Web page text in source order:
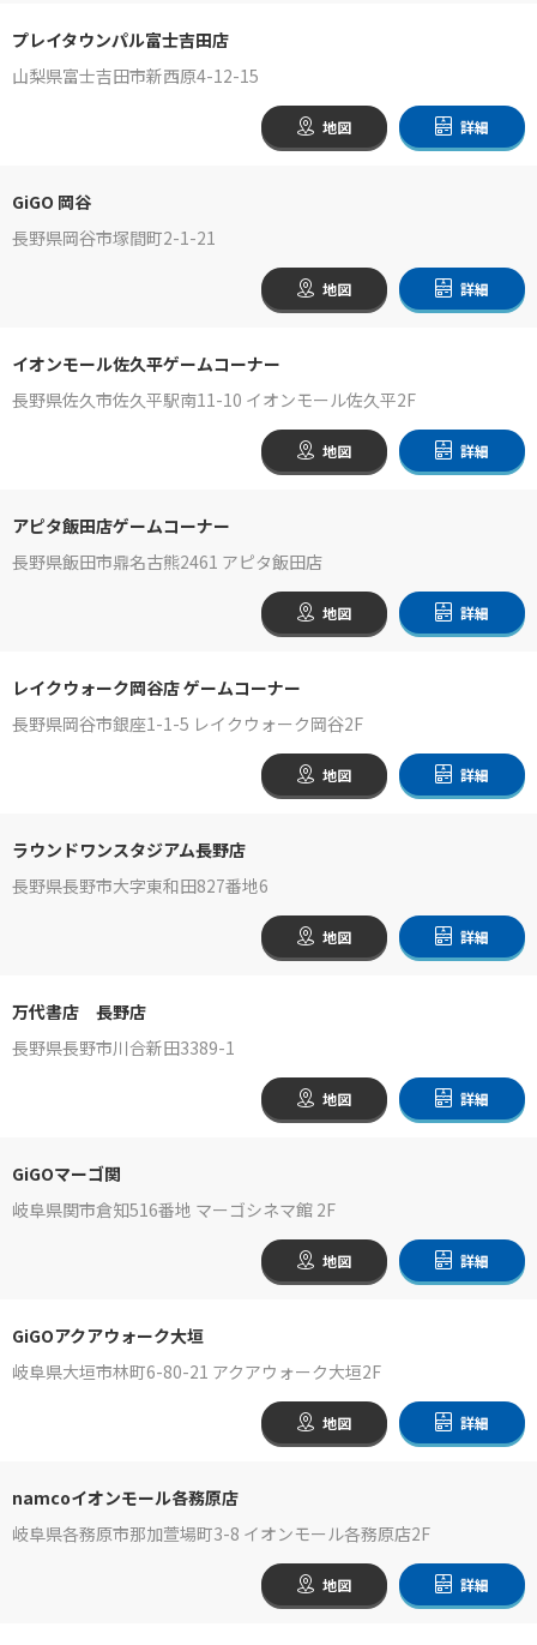
プレイタウンパル富士吉田店
山梨県富士吉田市新西原4-12-15
地図 詳細
GiGO 岡谷
長野県岡谷市塚間町2-1-21
地図 詳細
イオンモール佐久平ゲームコーナー
長野県佐久市佐久平駅南11-10 イオンモール佐久平2F
地図 詳細
アピタ飯田店ゲームコーナー
長野県飯田市鼎名古熊2461 アピタ飯田店
地図 詳細
レイクウォーク岡谷店 ゲームコーナー
長野県岡谷市銀座1-1-5 レイクウォーク岡谷2F
地図 詳細
ラウンドワンスタジアム長野店
長野県長野市大字東和田827番地6
地図 詳細
万代書店 長野店
長野県長野市川合新田3389-1
地図 詳細
GiGOマーゴ関
岐阜県関市倉知516番地 マーゴシネマ館 2F
地図 詳細
GiGOアクアウォーク大垣
岐阜県大垣市林町6-80-21 アクアウォーク大垣2F
地図 詳細
namcoイオンモール各務原店
岐阜県各務原市那加萱場町3-8 イオンモール各務原店2F
地図 詳細